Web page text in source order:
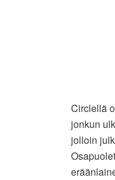
Circlellä
jonkun
jolloin